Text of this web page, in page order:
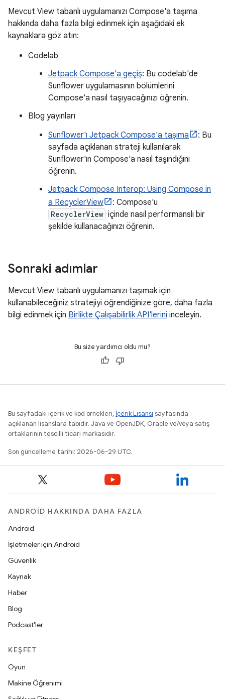
Mevcut View tabanlı uygulamanızı Compose'a taşıma
hakkında daha fazla bilgi edinmek için aşağıdaki ek
kaynaklara göz atın:
Codelab
Jetpack Compose'a geçiş: Bu codelab'de
Sunflower uygulamasının bölümlerini
Compose'a nasıl taşıyacağınızı öğrenin.
Blog yayınları
Sunflower'ı Jetpack Compose'a taşıma
: Bu
sayfada açıklanan strateji kullanılarak
Sunflower'ın Compose'a nasıl taşındığını
öğrenin.
Jetpack Compose Interop: Using Compose in
a RecyclerView
: Compose'u
RecyclerView içinde nasıl performanslı bir
şekilde kullanacağınızı öğrenin.
Sonraki adımlar
Mevcut View tabanlı uygulamanızı taşımak için
kullanabileceğiniz stratejiyi öğrendiğinize göre, daha fazla
bilgi edinmek için Birlikte Çalışabilirlik API'lerini inceleyin.
Bu size yardımcı oldu mu?
Bu sayfadaki içerik ve kod örnekleri, İçerik Lisansı sayfasında
açıklanan lisanslara tabidir. Java ve OpenJDK, Oracle ve/veya satış
ortaklarının tescilli ticari markasıdır.
Son güncelleme tarihi: 2026-06-29 UTC.
ANDROID HAKKINDA DAHA FAZLA
Android
İşletmeler için Android
Güvenlik
Kaynak
Haber
Blog
Podcast'ler
KEŞFET
Oyun
Makine Öğrenimi